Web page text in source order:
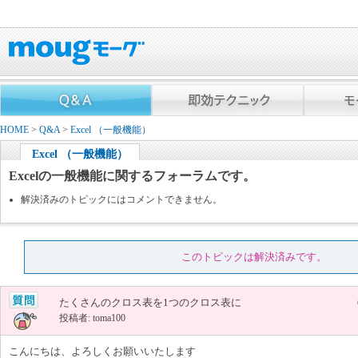
HOME > Q&A> Excel （一般機能）
Excel （一般機能）
Excelの一般機能に関するフォーラムです。
解決済みのトピックにはコメントできません。
このトピックは解決済みです。
たくさんのクロス表を1つのクロス表に
投稿者: toma100
こんにちは、よろしくお願いいたします